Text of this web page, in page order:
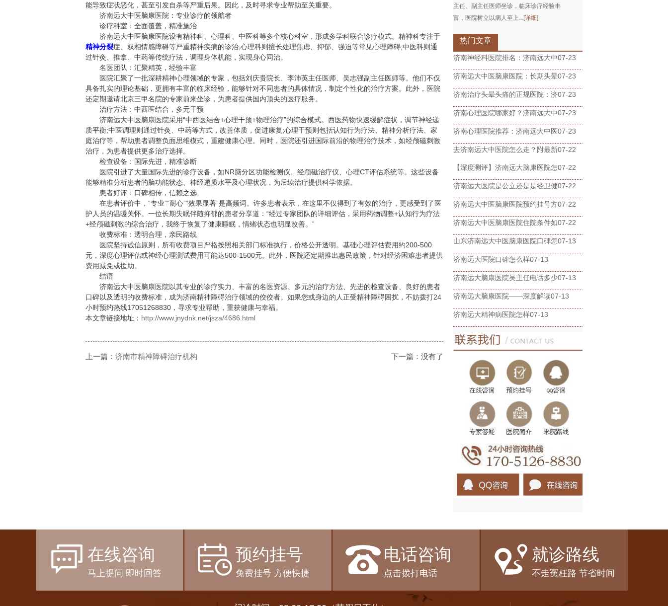
能导致症状恶化，甚至引发自杀等严重后果。因此，及时寻求专业帮助至关重要。
济南远大中医脑康医院：专业诊疗的领航者
诊疗科室：全面覆盖，精准施治
济南远大中医脑康医院设有精神科、心理科、中医科等多个核心科室，形成多学科联合诊疗模式。精神科专注于
精神分裂症、双相情感障碍等严重精神疾病的诊治;心理科则擅长处理焦虑、抑郁、强迫等常见心理障碍;中医科则通
过针灸、推拿、中药等传统疗法，调理身体机能，实现身心同治。
名医团队：汇聚精英，经验丰富
医院汇聚了一批深耕精神心理领域的专家，包括刘庆贵院长、李沛英主任医师、吴志强副主任医师等。他们不仅
具备扎实的理论基础，更拥有丰富的临床经验，能够针对不同患者的具体情况，制定个性化的治疗方案。此外，医院
还定期邀请北京三甲名院的专家前来坐诊，为患者提供国内顶尖的医疗服务。
治疗方法：中西医结合，多元干预
济南远大中医脑康医院采用“中西医结合+心理干预+物理治疗”的综合模式。西医药物快速缓解症状，调节神经递
质平衡;中医调理则通过针灸、中药等方式，改善体质，促进康复;心理干预则包括认知行为疗法、精神分析疗法、家
庭治疗等，帮助患者调整负面思维模式，重建健康心理。同时，医院还引进国际前沿的物理治疗技术，如经颅磁刺激
治疗，为患者提供更多治疗选择。
检查设备：国际先进，精准诊断
医院引进了大量国际先进的诊疗设备，如NR脑分区功能检测仪、经颅磁治疗仪、心理CT评估系统等。这些设备
能够精准分析患者的脑功能状态、神经递质水平及心理状况，为后续治疗提供科学依据。
患者好评：口碑相传，信赖之选
在患者评价中，“专业”“耐心”“效果显著”是高频词。许多患者表示，在这里不仅得到了有效的治疗，更感受到了医
护人员的温暖关怀。一位长期失眠伴随抑郁的患者分享道：“经过专家团队的详细评估，采用药物调整+认知行为疗法
+经颅磁刺激的综合治疗，我终于恢复了健康睡眠，情绪状态也明显改善。”
收费标准：透明合理，亲民路线
医院坚持诚信原则，所有收费项目严格按照相关部门标准执行，价格公开透明。基础心理评估费用约200-500
元，深度心理评估或神经心理测试费用可能达500-1500元。此外，医院还定期推出惠民政策，针对经济困难患者提供
费用减免或援助。
结语
济南远大中医脑康医院以其专业的诊疗实力、丰富的名医资源、多元的治疗方法、先进的检查设备、良好的患者
口碑以及透明的收费标准，成为济南精神障碍治疗领域的佼佼者。如果您或身边的人正受精神障碍困扰，不妨拨打24
小时预约热线17051268830，寻求专业帮助，重获健康与幸福。
本文章链接地址： http://www.jnydnk.net/jsza/4686.html
上一篇： 济南市精神障碍治疗机构 下一篇：没有了
主任、副主任医师坐诊，临床诊疗经验丰
富，医院树立以病人至上... [详细]
热门文章
济南神经科医院排名：济南远大中07-23
济南远大中医脑康医院：长期头晕07-23
济南治疗头晕头痛的正规医院：济07-23
济南心理医院哪家好？济南远大中07-23
济南心理医院推荐：济南远大中医07-23
去济南远大中医院怎么走？附最新07-22
【深度测评】济南远大脑康医院怎07-22
济南远大医院是公立还是是经卫健07-22
济南远大中医脑康医院预约挂号方07-22
济南远大中医脑康医院住院条件如07-22
山东济南远大中医脑康医院口碑怎07-13
济南远大医院口碑怎么样07-13
济南远大脑康医院吴主任电话多少07-13
济南远大脑康医院——深度解读07-13
济南远大精神病医院怎样07-13
在线咨询
马上提问 即时回答
预约挂号
免费挂号 方便快捷
电话咨询
点击拨打电话
就诊路线
不走冤枉路 节省时间